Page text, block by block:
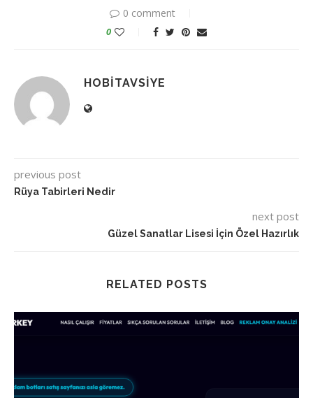
0 comment
0
HOBITAVSIYE
previous post
Rüya Tabirleri Nedir
next post
Güzel Sanatlar Lisesi İçin Özel Hazırlık
RELATED POSTS